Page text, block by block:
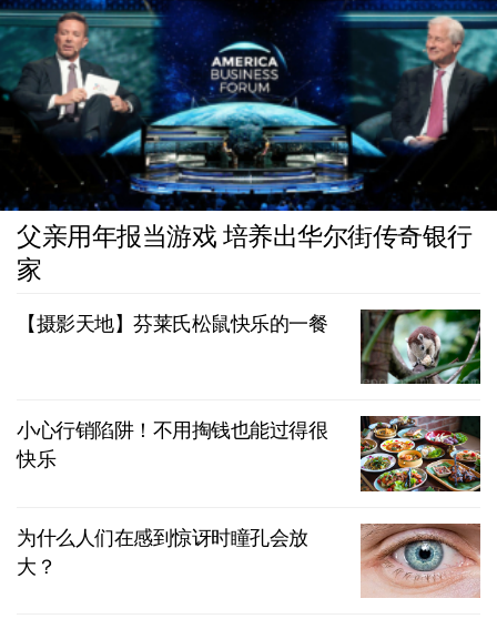
父亲用年报当游戏 培养出华尔街传奇银行
家
【摄影天地】芬莱氏松鼠快乐的一餐
小心行销陷阱！不用掏钱也能过得很
快乐
为什么人们在感到惊讶时瞳孔会放
大？